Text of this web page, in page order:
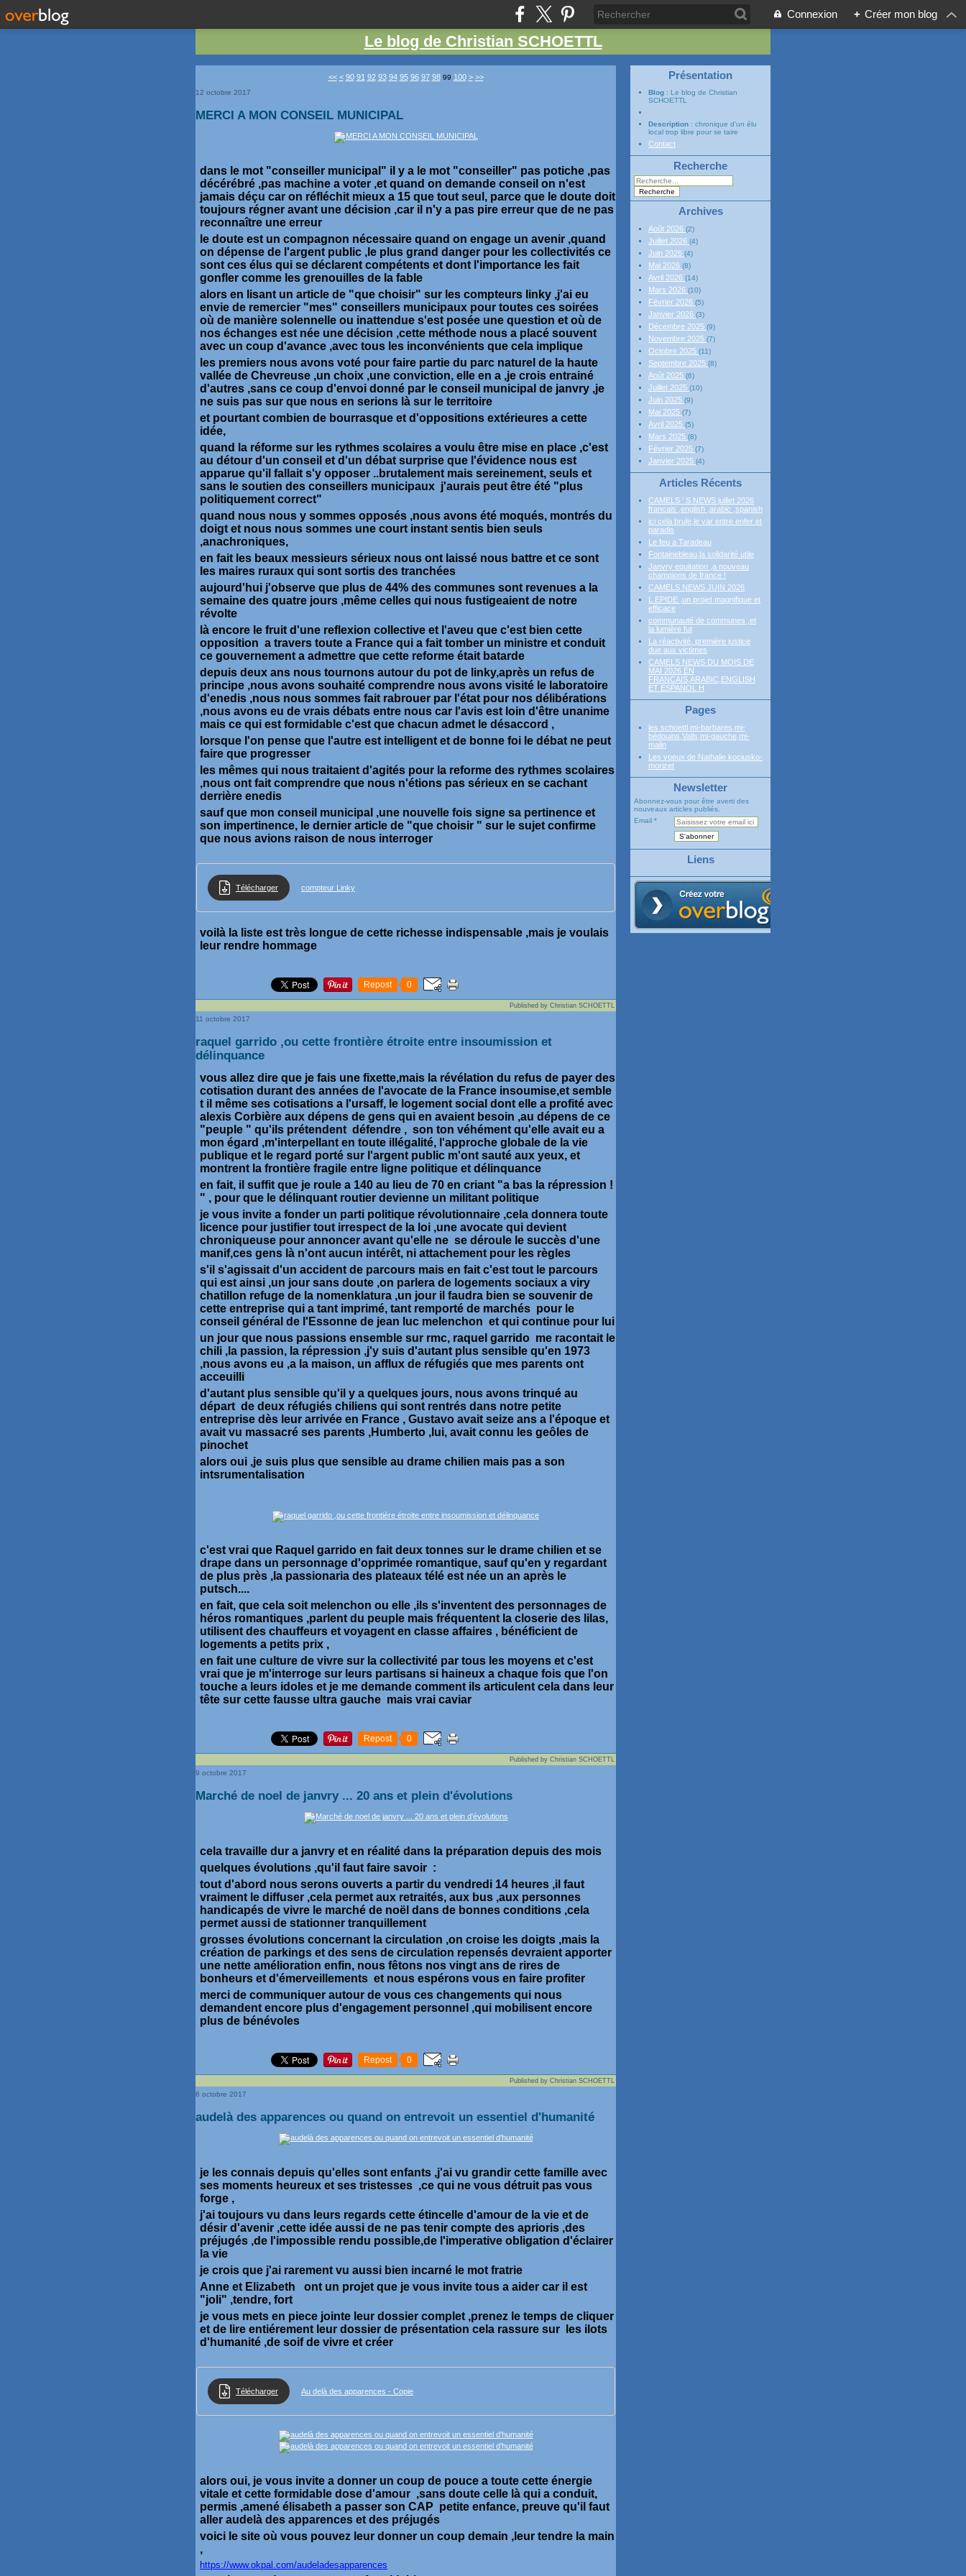
Connexion + Créer mon blog
Le blog de Christian SCHOETTL
<< < 10
20
30
40
50
60
70
80
90 91 92 93 94 95 96 97 98 99 100 200
300
> >>
12 octobre 2017
MERCI A MON CONSEIL MUNICIPAL
dans le mot "conseiller municipal" il y a le mot "conseiller" pas potiche ,pas
décérébré ,pas machine a voter ,et quand on demande conseil on n'est
jamais déçu car on réfléchit mieux a 15 que tout seul, parce que le doute doit
toujours régner avant une décision ,car il n'y a pas pire erreur que de ne pas
reconnaître une erreur
le doute est un compagnon nécessaire quand on engage un avenir ,quand
on dépense de l'argent public ,le plus grand danger pour les collectivités ce
sont ces élus qui se déclarent compétents et dont l'importance les fait
gonfler comme les grenouilles de la fable
alors en lisant un article de "que choisir" sur les compteurs linky ,j'ai eu
envie de remercier "mes" conseillers municipaux pour toutes ces soirées
où de manière solennelle ou inattendue s'est posée une question et où de
nos échanges est née une décision ,cette méthode nous a placé souvent
avec un coup d'avance ,avec tous les inconvénients que cela implique
les premiers nous avons voté pour faire partie du parc naturel de la haute
vallée de Chevreuse ,un choix ,une conviction, elle en a ,je crois entrainé
d'autres ,sans ce coup d'envoi donné par le conseil municipal de janvry ,je
ne suis pas sur que nous en serions là sur le territoire
et pourtant combien de bourrasque et d'oppositions extérieures a cette
idée,
quand la réforme sur les rythmes scolaires a voulu être mise en place ,c'est
au détour d'un conseil et d'un débat surprise que l'évidence nous est
apparue qu'il fallait s'y opposer ..brutalement mais sereinement, seuls et
sans le soutien des conseillers municipaux j'aurais peut être été "plus
politiquement correct"
quand nous nous y sommes opposés ,nous avons été moqués, montrés du
doigt et nous nous sommes une court instant sentis bien seuls
,anachroniques,
en fait les beaux messieurs sérieux nous ont laissé nous battre et ce sont
les maires ruraux qui sont sortis des tranchées
aujourd'hui j'observe que plus de 44% des communes sont revenues a la
semaine des quatre jours ,même celles qui nous fustigeaient de notre
révolte
là encore le fruit d'une reflexion collective et l'aveu que c'est bien cette
opposition a travers toute a France qui a fait tomber un ministre et conduit
ce gouvernement a admettre que cette reforme était batarde
depuis deux ans nous tournons autour du pot de linky,après un refus de
principe ,nous avons souhaité comprendre nous avons visité le laboratoire
d'enedis ,nous nous sommes fait rabrouer par l'état pour nos délibérations
,nous avons eu de vrais débats entre nous car l'avis est loin d'être unanime
mais ce qui est formidable c'est que chacun admet le désaccord ,
lorsque l'on pense que l'autre est intelligent et de bonne foi le débat ne peut
faire que progresser
les mêmes qui nous traitaient d'agités pour la reforme des rythmes scolaires
,nous ont fait comprendre que nous n'étions pas sérieux en se cachant
derrière enedis
sauf que mon conseil municipal ,une nouvelle fois signe sa pertinence et
son impertinence, le dernier article de "que choisir " sur le sujet confirme
que nous avions raison de nous interroger
Télécharger compteur Linky
voilà la liste est très longue de cette richesse indispensable ,mais je voulais
leur rendre hommage
Repost 0
Published by Christian SCHOETTL
11 octobre 2017
raquel garrido ,ou cette frontière étroite entre insoumission et
délinquance
vous allez dire que je fais une fixette,mais la révélation du refus de payer des
cotisation durant des années de l'avocate de la France insoumise,et semble
t il même ses cotisations a l'ursaff, le logement social dont elle a profité avec
alexis Corbière aux dépens de gens qui en avaient besoin ,au dépens de ce
"peuple " qu'ils prétendent défendre , son ton véhément qu'elle avait eu a
mon égard ,m'interpellant en toute illégalité, l'approche globale de la vie
publique et le regard porté sur l'argent public m'ont sauté aux yeux, et
montrent la frontière fragile entre ligne politique et délinquance
en fait, il suffit que je roule a 140 au lieu de 70 en criant "a bas la répression !
" , pour que le délinquant routier devienne un militant politique
je vous invite a fonder un parti politique révolutionnaire ,cela donnera toute
licence pour justifier tout irrespect de la loi ,une avocate qui devient
chroniqueuse pour annoncer avant qu'elle ne se déroule le succès d'une
manif,ces gens là n'ont aucun intérêt, ni attachement pour les règles
s'il s'agissait d'un accident de parcours mais en fait c'est tout le parcours
qui est ainsi ,un jour sans doute ,on parlera de logements sociaux a viry
chatillon refuge de la nomenklatura ,un jour il faudra bien se souvenir de
cette entreprise qui a tant imprimé, tant remporté de marchés pour le
conseil général de l'Essonne de jean luc melenchon et qui continue pour lui
un jour que nous passions ensemble sur rmc, raquel garrido me racontait le
chili ,la passion, la répression ,j'y suis d'autant plus sensible qu'en 1973
,nous avons eu ,a la maison, un afflux de réfugiés que mes parents ont
acceuilli
d'autant plus sensible qu'il y a quelques jours, nous avons trinqué au
départ de deux réfugiés chiliens qui sont rentrés dans notre petite
entreprise dès leur arrivée en France , Gustavo avait seize ans a l'époque et
avait vu massacré ses parents ,Humberto ,lui, avait connu les geôles de
pinochet
alors oui ,je suis plus que sensible au drame chilien mais pas a son
intsrumentalisation
c'est vrai que Raquel garrido en fait deux tonnes sur le drame chilien et se
drape dans un personnage d'opprimée romantique, sauf qu'en y regardant
de plus près ,la passionaria des plateaux télé est née un an après le
putsch....
en fait, que cela soit melenchon ou elle ,ils s'inventent des personnages de
héros romantiques ,parlent du peuple mais fréquentent la closerie des lilas,
utilisent des chauffeurs et voyagent en classe affaires , bénéficient de
logements a petits prix ,
en fait une culture de vivre sur la collectivité par tous les moyens et c'est
vrai que je m'interroge sur leurs partisans si haineux a chaque fois que l'on
touche a leurs idoles et je me demande comment ils articulent cela dans leur
tête sur cette fausse ultra gauche mais vrai caviar
Repost 0
Published by Christian SCHOETTL
9 octobre 2017
Marché de noel de janvry ... 20 ans et plein d'évolutions
cela travaille dur a janvry et en réalité dans la préparation depuis des mois
quelques évolutions ,qu'il faut faire savoir :
tout d'abord nous serons ouverts a partir du vendredi 14 heures ,il faut
vraiment le diffuser ,cela permet aux retraités, aux bus ,aux personnes
handicapés de vivre le marché de noël dans de bonnes conditions ,cela
permet aussi de stationner tranquillement
grosses évolutions concernant la circulation ,on croise les doigts ,mais la
création de parkings et des sens de circulation repensés devraient apporter
une nette amélioration enfin, nous fêtons nos vingt ans de rires de
bonheurs et d'émerveillements et nous espérons vous en faire profiter
merci de communiquer autour de vous ces changements qui nous
demandent encore plus d'engagement personnel ,qui mobilisent encore
plus de bénévoles
Repost 0
Published by Christian SCHOETTL
6 octobre 2017
audelà des apparences ou quand on entrevoit un essentiel d'humanité
je les connais depuis qu'elles sont enfants ,j'ai vu grandir cette famille avec
ses moments heureux et ses tristesses ,ce qui ne vous détruit pas vous
forge ,
j'ai toujours vu dans leurs regards cette étincelle d'amour de la vie et de
désir d'avenir ,cette idée aussi de ne pas tenir compte des aprioris ,des
préjugés ,de l'impossible rendu possible,de l'imperative obligation d'éclairer
la vie
je crois que j'ai rarement vu aussi bien incarné le mot fratrie
Anne et Elizabeth ont un projet que je vous invite tous a aider car il est
"joli" ,tendre, fort
je vous mets en piece jointe leur dossier complet ,prenez le temps de cliquer
et de lire entiérement leur dossier de présentation cela rassure sur les ilots
d'humanité ,de soif de vivre et créer
Télécharger Au delà des apparences - Copie
alors oui, je vous invite a donner un coup de pouce a toute cette énergie
vitale et cette formidable dose d'amour ,sans doute celle là qui a conduit,
permis ,amené élisabeth a passer son CAP petite enfance, preuve qu'il faut
aller audelà des apparences et des préjugés
voici le site où vous pouvez leur donner un coup demain ,leur tendre la main
,
https://www.okpal.com/audeladesapparences
Présentation
Blog : Le blog de Christian
SCHOETTL
Description : chronique d'un élu
local trop libre pour se taire
Contact
Recherche
Archives
Août 2026 (2)
Juillet 2026 (4)
Juin 2026 (4)
Mai 2026 (8)
Avril 2026 (14)
Mars 2026 (10)
Février 2026 (5)
Janvier 2026 (3)
Décembre 2025 (9)
Novembre 2025 (7)
Octobre 2025 (11)
Septembre 2025 (8)
Août 2025 (6)
Juillet 2025 (10)
Juin 2025 (9)
Mai 2025 (7)
Avril 2025 (5)
Mars 2025 (8)
Février 2025 (7)
Janvier 2025 (4)
Articles Récents
CAMELS ' S NEWS juillet 2026
francais ,english ,arabic ,spanish
ici cela brule,le var entre enfer et
paradis
Le feu a Taradeau
Fontainebleau,la solidarité utile
Janvry equitation ,a nouveau
champions de france !
CAMELS NEWS JUIN 2026
L EPIDE ,un projet magnifique et
efficace
communauté de communes ,et
la lumière fut
La réactivité, première justice
due aux victimes
CAMELS NEWS DU MOIS DE
MAI 2026 EN
FRANCAIS,ARABIC,ENGLISH
ET ESPANOL H
Pages
les schoettl mi-barbares,mi-
bédouins,Valls,mi-gauche,mi-
malin
Les voeux de Nathalie kociusko-
morizet
Newsletter
Abonnez-vous pour être averti des
nouveaux articles publiés.
Email
Liens